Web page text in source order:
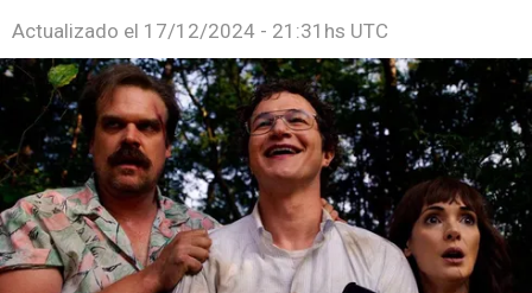
Actualizado el 17/12/2024 - 21:31hs UTC